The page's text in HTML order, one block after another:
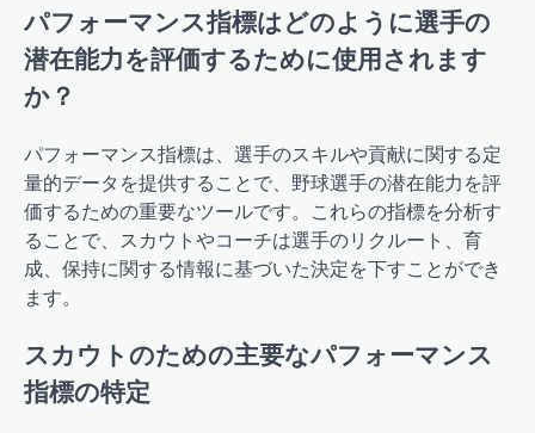
パフォーマンス指標はどのように選手の
潜在能力を評価するために使用されます
か？
パフォーマンス指標は、選手のスキルや貢献に関する定
量的データを提供することで、野球選手の潜在能力を評
価するための重要なツールです。これらの指標を分析す
ることで、スカウトやコーチは選手のリクルート、育
成、保持に関する情報に基づいた決定を下すことができ
ます。
スカウトのための主要なパフォーマンス
指標の特定